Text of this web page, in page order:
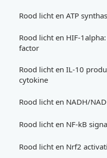
Rood licht en ATP
Rood licht en HIF-
factor
Rood licht en IL-10
cytokine
Rood licht en NADH/
Rood licht en NF-kB
Rood licht en Nrf2